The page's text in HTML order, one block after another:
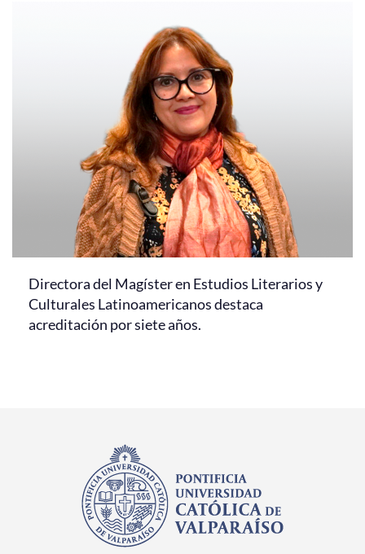
Directora del Magíster en Estudios Literarios y
Culturales Latinoamericanos destaca
acreditación por siete años.